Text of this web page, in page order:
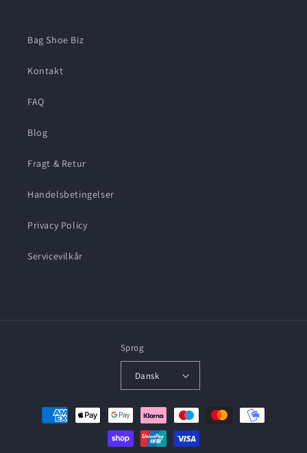
Bag Shoe Biz
Kontakt
FAQ
Blog
Fragt & Retur
Handelsbetingelser
Privacy Policy
Servicevilkår
Sprog
Dansk
Betalingsmetoder